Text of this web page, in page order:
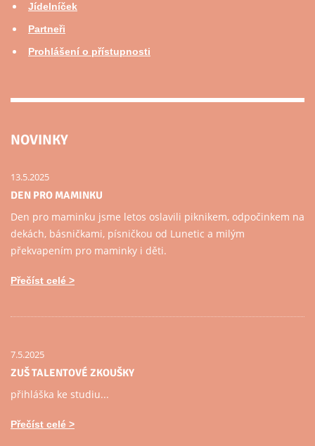
Jídelníček
Partneři
Prohlášení o přístupnosti
NOVINKY
13.5.2025
DEN PRO MAMINKU
Den pro maminku jsme letos oslavili piknikem, odpočinkem na
dekách, básničkami, písničkou od Lunetic a milým
překvapením pro maminky i děti.
Přečíst celé
7.5.2025
ZUŠ TALENTOVÉ ZKOUŠKY
přihláška ke studiu...
Přečíst celé